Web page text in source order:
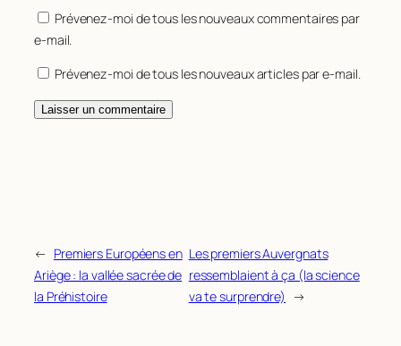
Prévenez-moi de tous les nouveaux commentaires par
e-mail.
Prévenez-moi de tous les nouveaux articles par e-mail.
← Premiers Européens en
Ariège : la vallée sacrée de
la Préhistoire
Les premiers Auvergnats
ressemblaient à ça (la science
va te surprendre)
→